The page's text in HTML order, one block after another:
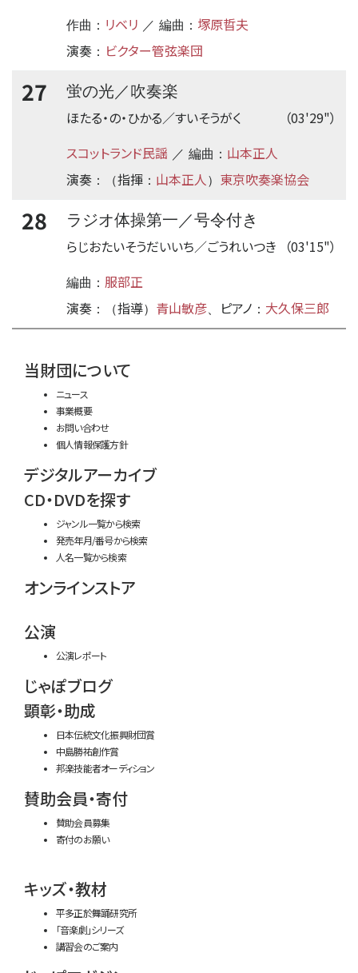
作曲： リベリ ／ 編曲： 塚原晢夫
演奏 ： ビクター管弦楽団
27
蛍の光／吹奏楽
（03'29"）
ほたる・の・ひかる／すいそうがく
スコットランド民謡 ／ 編曲： 山本正人
演奏 ：（指揮 ： 山本正人） 東京吹奏楽協会
28
ラジオ体操第一／号令付き
（03'15"）
らじおたいそうだいいち／ごうれいつき
編曲： 服部正
演奏 ：（指導） 青山敏彦、 ピアノ ： 大久保三郎
当財団について
ニュース
事業概要
お問い合わせ
個人情報保護方針
デジタルアーカイブ
CD・DVDを探す
ジャンル一覧から検索
発売年月/番号から検索
人名一覧から検索
オンラインストア
公演
公演レポート
じゃぽブログ
顕彰・助成
日本伝統文化振興財団賞
中島勝祐創作賞
邦楽技能者オーディション
賛助会員・寄付
賛助会員募集
寄付のお願い
キッズ・教材
平多正於舞踊研究所
「音楽劇」シリーズ
講習会のご案内